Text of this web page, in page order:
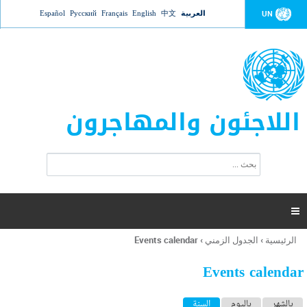
Jump to navigation UN العربية 中文
English
Français
Русский
Español
اللاجئون والمهاجرون
ت
ر
ل
ح
ب

أنت
هنا
الرئيسية › الجدول الزمني ›
Events calendar
Events calendar